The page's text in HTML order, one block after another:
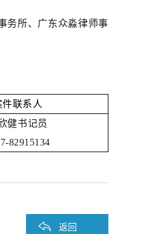
务所、广东众淼律师事
件联系人
健书记员
82915134
返回